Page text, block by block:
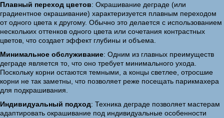
Плавный переход цветов: Окрашивание деграде (или
градиентное окрашивание) характеризуется плавным переходом
от одного цвета к другому. Обычно это делается с использованием
нескольких оттенков одного цвета или сочетания контрастных
цветов, что создает эффект глубины и объема.
Минимальное обслуживание: Одним из главных преимуществ
деграде является то, что оно требует минимального ухода.
Поскольку корни остаются темными, а концы светлее, отросшие
корни не так заметны, что позволяет реже посещать парикмахера
для подкрашивания.
Индивидуальный подход: Техника деграде позволяет мастерам
адаптировать окрашивание под индивидуальные особенности